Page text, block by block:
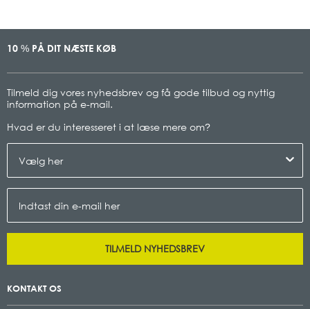
10 % PÅ DIT NÆSTE KØB
Tilmeld dig vores nyhedsbrev og få gode tilbud og nyttig
information på e-mail.
Hvad er du interesseret i at læse mere om?
TILMELD NYHEDSBREV
KONTAKT OS